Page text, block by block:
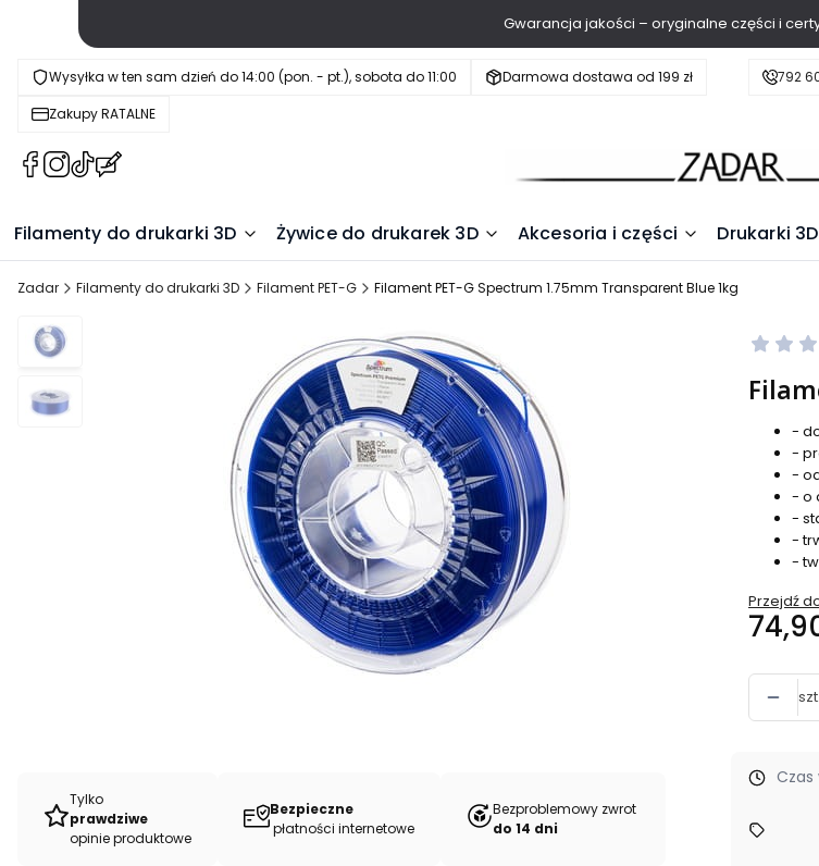
Gwarancja jakości – oryginalne części i
Wysyłka w ten sam dzień do 14:00 (pon. - pt.), sobota do 11:00
Darmowa dostawa od 199 zł
Zakupy RATALNE
792
(Otwiera
nowej
karcie)
(Otwiera
nowej
karcie)
(Otwiera
nowej
karcie)
(Otwiera
nowej
karcie)
Filamenty do drukarki 3D Żywice do drukarek 3D Akcesoria i części Drukarki 3D
Zadar Filamenty do drukarki 3D Filament PET-G Filament PET-G Spectrum 1.75mm Transparent Blue 1kg
Tylko
prawdziwe
opinie produktowe
Bezpieczne
płatności internetowe
Bezproblemowy zwrot
do 14 dni
-
-
-
- o
-
-
-
Przejdź
Cena
szt.
Czas